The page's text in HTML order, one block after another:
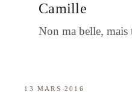
Camille
Non ma belle, mais
13 MARS 2016